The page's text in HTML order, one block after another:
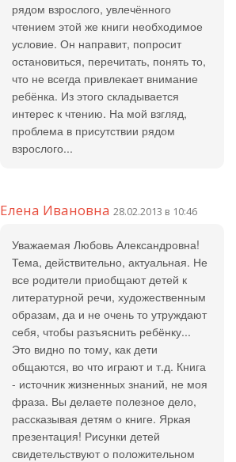
рядом взрослого, увлечённого
чтением этой же книги необходимое
условие. Он направит, попросит
остановиться, перечитать, понять то,
что не всегда привлекает внимание
ребёнка. Из этого складывается
интерес к чтению. На мой взгляд,
проблема в присутствии рядом
взрослого...
Елена Ивановна 28.02.2013 в 10:46
Уважаемая Любовь Александровна!
Тема, действительно, актуальная. Не
все родители приобщают детей к
литературной речи, художественным
образам, да и не очень то утруждают
себя, чтобы разъяснить ребёнку...
Это видно по тому, как дети
общаются, во что играют и т.д. Книга
- источник жизненных знаний, не моя
фраза. Вы делаете полезное дело,
рассказывая детям о книге. Яркая
презентация! Рисунки детей
свидетельствуют о положительном